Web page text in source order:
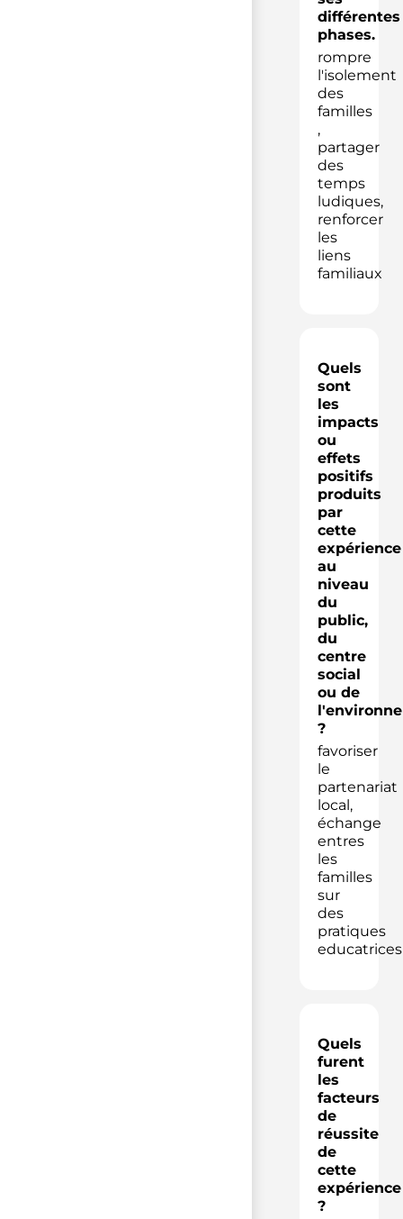
différentes
phases.
rompre
l'isolement
des
familles
,
partager
des
temps
ludiques,
renforcer
les
liens
familiaux
Quels
sont
les
impacts
ou
effets
positifs
produits
par
cette
expérience
au
niveau
du
public,
du
centre
social
ou de
?
favoriser
le
partenariat
local,
échange
entres
les
familles
sur
des
pratiques
educatrices
Quels
furent
les
facteurs
de
réussite
de
cette
expérience
?